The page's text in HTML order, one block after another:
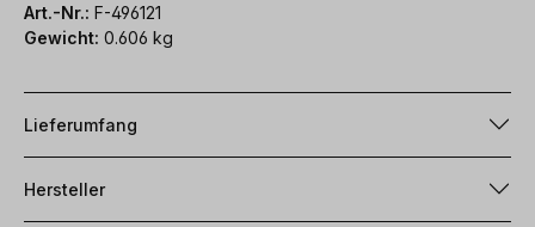
Art.-Nr.: F-496121
Gewicht: 0.606 kg
Lieferumfang
Hersteller